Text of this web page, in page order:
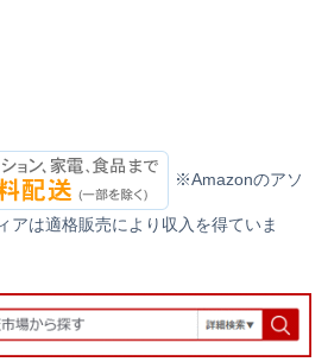
※Amazonのアソ
アは適格販売により収入を得ていま